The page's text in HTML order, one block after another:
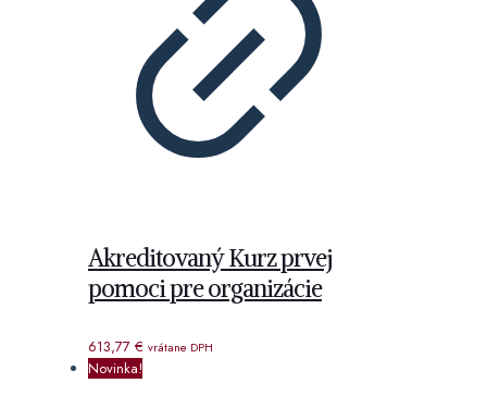
Akreditovaný Kurz prvej
pomoci pre organizácie
613,77 € vrátane DPH
Novinka!